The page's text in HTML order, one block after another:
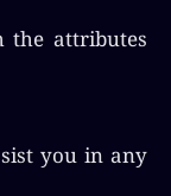
the attributes
you in any